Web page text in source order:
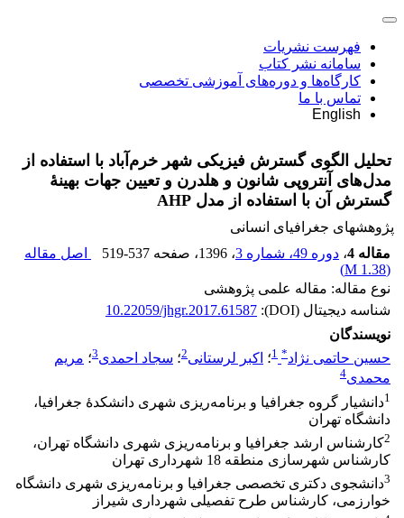
فهرست نشریات
سامانه نشر کتاب
کارگاه‌ها و دوره‌های آموزشی تخصصی
تماس با ما
English
تحلیل الگوی گسترش فیزیکی شهر خرم‌آباد با استفاده از
مدل‌های آنتروپی شانون و هلدرن و تعیین جهات بهینۀ
گسترش آن با استفاده از مدل AHP
پژوهشهای جغرافیای انسانی
مقاله 4
، دوره 49، شماره 3 ، 1396 ، صفحه 519-537
اصل مقاله
(
1.38 M
)
نوع مقاله: مقاله علمی پژوهشی
شناسه دیجیتال (DOI):
10.22059/jhgr.2017.61587
نویسندگان
حسین حاتمی نژاد*
1؛ اکبر لرستانی2؛ سجاد احمدی3؛ مریم
محمدی4
1دانشیار گروه جغرافیا و برنامه‌ریزی شهری دانشکدۀ جغرافیا،
دانشگاه تهران
2کارشناس ارشد جغرافیا و برنامه‌ریزی شهری دانشگاه تهران،
کارشناس شهرسازی منطقه 18 شهرداری تهران
3دانشجوی دکتری تخصصی جغرافیا و برنامه‌ریزی شهری دانشگاه
خوارزمی، کارشناس طرح تفصیلی شهرداری شیراز